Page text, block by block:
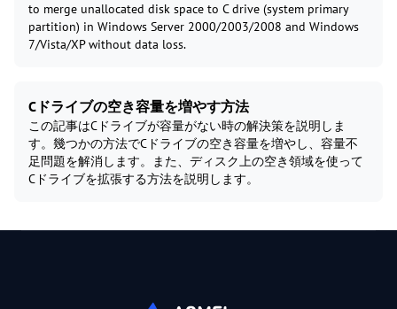
to merge unallocated disk space to C drive (system primary
partition) in Windows Server 2000/2003/2008 and Windows
7/Vista/XP without data loss.
Cドライブの空き容量を増やす方法
この記事はCドライブが容量がない時の解決策を説明しま
す。幾つかの方法でCドライブの空き容量を増やし、容量不
足問題を解消します。また、ディスク上の空き領域を使って
Cドライブを拡張する方法を説明します。